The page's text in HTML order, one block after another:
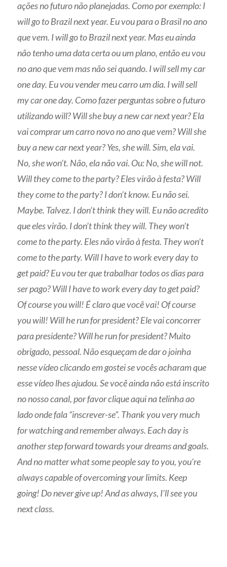
ações no futuro não planejadas. Como por exemplo: I
will go to Brazil next year. Eu vou para o Brasil no ano
que vem. I will go to Brazil next year. Mas eu ainda
não tenho uma data certa ou um plano, então eu vou
no ano que vem mas não sei quando. I will sell my car
one day. Eu vou vender meu carro um dia. I will sell
my car one day. Como fazer perguntas sobre o futuro
utilizando will? Will she buy a new car next year? Ela
vai comprar um carro novo no ano que vem? Will she
buy a new car next year? Yes, she will. Sim, ela vai.
No, she won’t. Não, ela não vai. Ou: No, she will not.
Will they come to the party? Eles virão à festa? Will
they come to the party? I don’t know. Eu não sei.
Maybe. Talvez. I don’t think they will. Eu não acredito
que eles virão. I don’t think they will. They won’t
come to the party. Eles não virão à festa. They won’t
come to the party. Will I have to work every day to
get paid? Eu vou ter que trabalhar todos os dias para
ser pago? Will I have to work every day to get paid?
Of course you will! É claro que você vai! Of course
you will! Will he run for president? Ele vai concorrer
para presidente? Will he run for president? Muito
obrigado, pessoal. Não esqueçam de dar o joinha
nesse vídeo clicando em gostei se vocês acharam que
esse vídeo lhes ajudou. Se você ainda não está inscrito
no nosso canal, por favor clique aqui na telinha ao
lado onde fala “inscrever-se”. Thank you very much
for watching and remember always. Each day is
another step forward towards your dreams and goals.
And no matter what some people say to you, you’re
always capable of overcoming your limits. Keep
going! Do never give up! And as always, I’ll see you
next class.